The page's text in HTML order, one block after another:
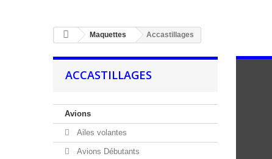
Maquettes Accastillages
ACCASTILLAGES
Avions
Ailes volantes
Avions Débutants